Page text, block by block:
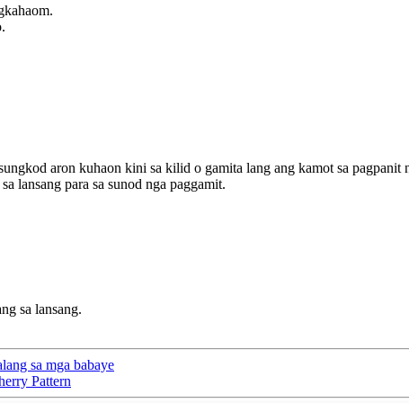
aron kuhaon kini sa kilid o gamita lang ang kamot sa pagpanit
lansang para sa sunod nga paggamit.
sa lansang.
sa mga babaye
Pattern